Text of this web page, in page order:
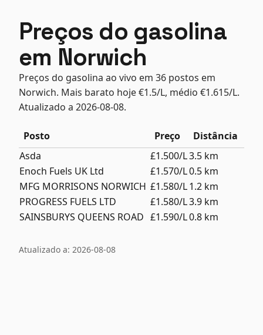
Preços do gasolina
em Norwich
Preços do gasolina ao vivo em 36 postos em
Norwich. Mais barato hoje €1.5/L, médio €1.615/L.
Atualizado a 2026-08-08.
Posto Preço
Distância
Asda
£1.500/L3.5 km
Enoch Fuels UK Ltd
£1.570/L0.5 km
MFG MORRISONS NORWICH £1.580/L1.2 km
PROGRESS FUELS LTD
£1.580/L3.9 km
SAINSBURYS QUEENS ROAD £1.590/L0.8 km
Atualizado a: 2026-08-08